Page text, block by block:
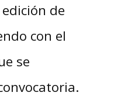
de
con el
se